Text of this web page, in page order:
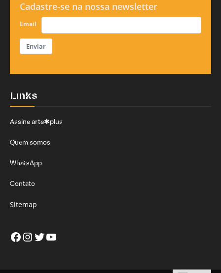
Cadastre-se na nossa newsletter
Email
Enviar
Links
Assine arte✱plus
Quem somos
WhatsApp
Contato
Sitemap
Facebook
Instagram
Twitter
Youtube